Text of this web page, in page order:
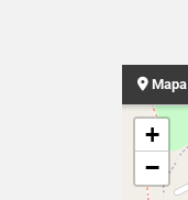
Mapa
+
−